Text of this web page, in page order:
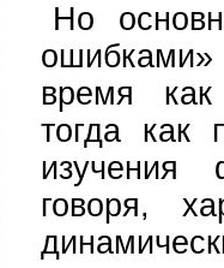
Но
время как
тогда как
изучения
говоря,